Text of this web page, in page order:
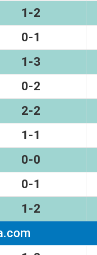
1-2
0-1
1-3
0-2
2-2
1-1
0-0
0-1
1-2